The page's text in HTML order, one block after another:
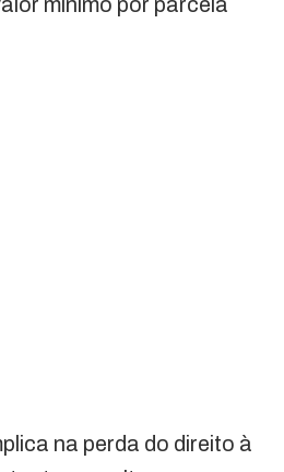
na perda do direito à